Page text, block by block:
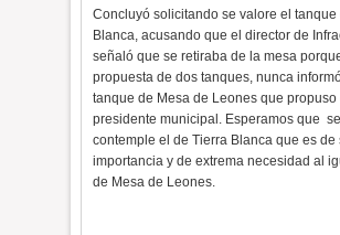
Concluyó solicitando se valore el tanque
Blanca, acusando que el director de
señaló que se retiraba de la mesa
propuesta de dos tanques, nunca
tanque de Mesa de Leones que propuso
presidente municipal. Esperamos que se
contemple el de Tierra Blanca que es de
importancia y de extrema necesidad al
de Mesa de Leones.